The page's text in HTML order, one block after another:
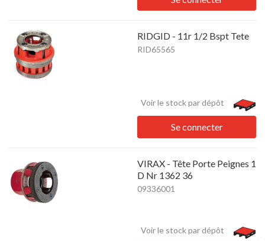
RIDGID - 11r 1/2 Bspt Tete
RID65565
Voir le stock par dépôt
Se connecter
VIRAX - Tête Porte Peignes 1
D Nr 1362 36
09336001
Voir le stock par dépôt